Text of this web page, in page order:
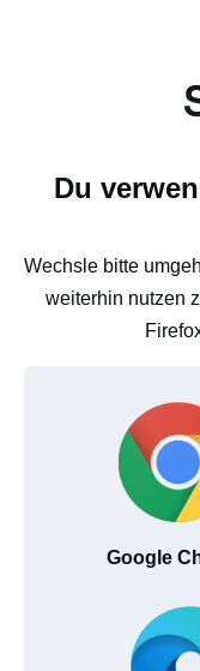
Du
Wechsle bitte
weiterhin nutzen
Google